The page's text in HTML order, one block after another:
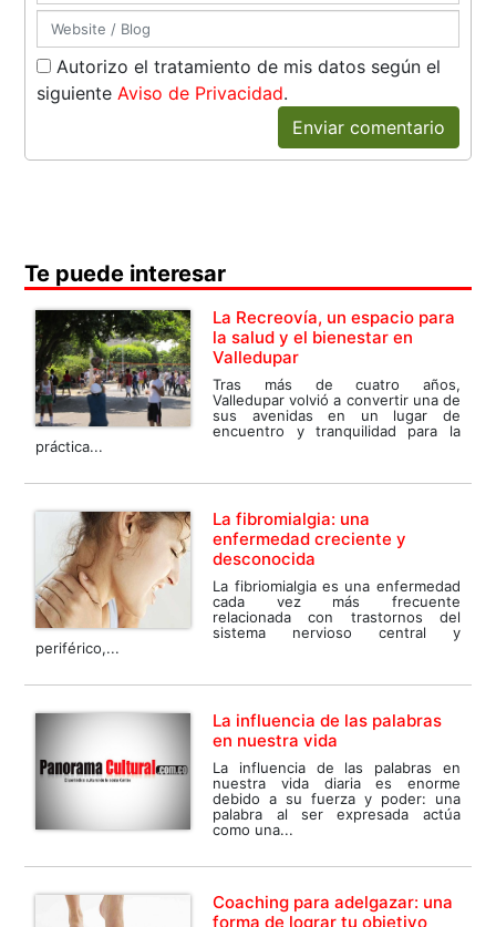
Autorizo el tratamiento de mis datos según el
siguienteAviso de Privacidad.
Enviar comentario
Te puede interesar
La Recreovía, un espacio para
la salud y el bienestar en
Valledupar
Tras más de cuatro años,
Valledupar volvió a convertir una de
sus avenidas en un lugar de
encuentro y tranquilidad para la
práctica...
La fibromialgia: una
enfermedad creciente y
desconocida
La fibriomialgia es una enfermedad
cada vez más frecuente
relacionada con trastornos del
sistema nervioso central y
periférico,...
La influencia de las palabras
en nuestra vida
La influencia de las palabras en
nuestra vida diaria es enorme
debido a su fuerza y poder: una
palabra al ser expresada actúa
como una...
Coaching para adelgazar: una
forma de lograr tu objetivo